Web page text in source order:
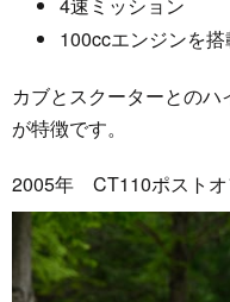
100ccエンジンを
カブとスクーターとの
が特徴です。
2005年 CT110ポスト